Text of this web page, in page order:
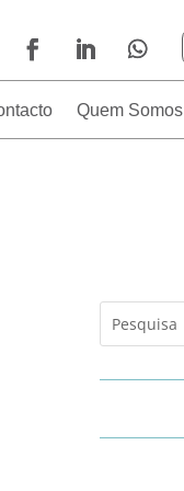
Quem Somos